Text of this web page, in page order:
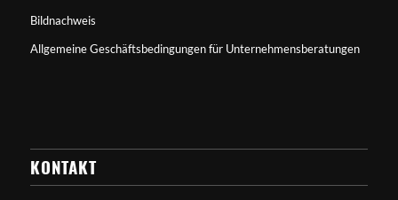
Bildnachweis
Allgemeine Geschäftsbedingungen für Unternehmensberatungen
KONTAKT